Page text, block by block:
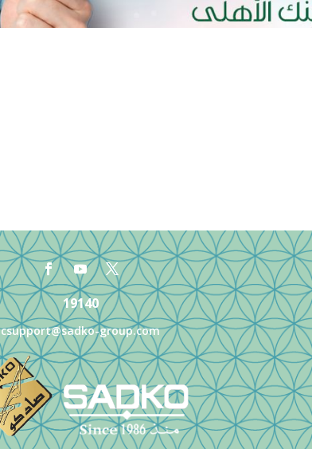
19140
csupport@sadko-group.com